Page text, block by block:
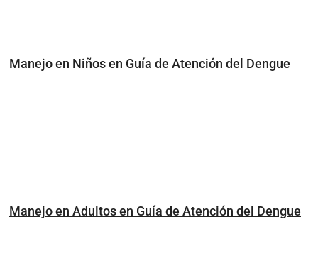
Manejo en Niños en Guía de Atención del Dengue
Manejo en Adultos en Guía de Atención del Dengue